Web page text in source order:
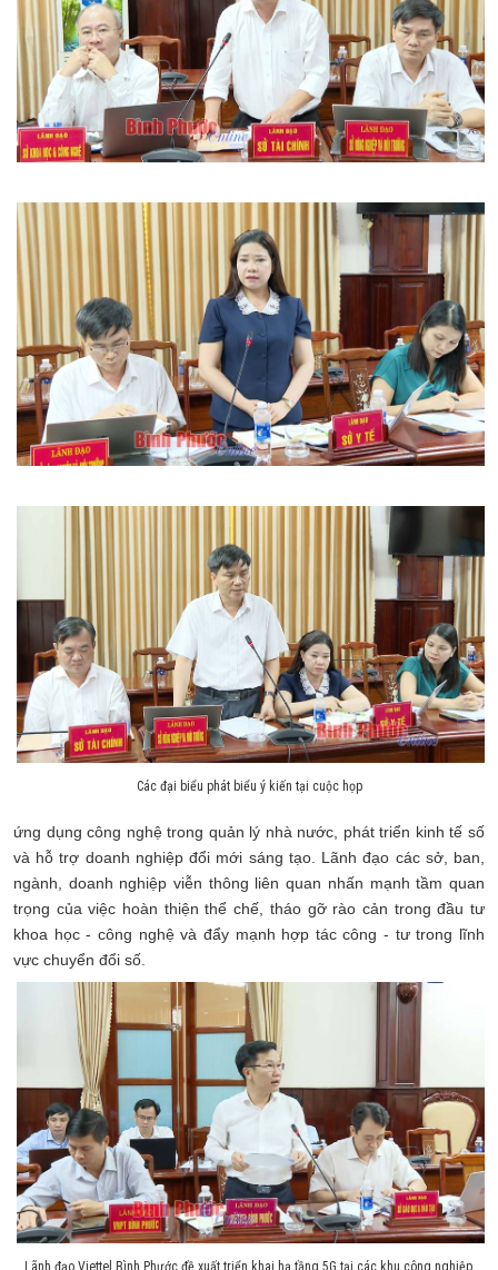
Các đại biểu phát biểu ý kiến tại cuộc họp
ứng dụng công nghệ trong quản lý nhà nước, phát triển kinh tế số
và hỗ trợ doanh nghiệp đổi mới sáng tạo. Lãnh đạo các sở, ban,
ngành, doanh nghiệp viễn thông liên quan nhấn mạnh tầm quan
trọng của việc hoàn thiện thể chế, tháo gỡ rào cản trong đầu tư
khoa học - công nghệ và đẩy mạnh hợp tác công - tư trong lĩnh
vực chuyển đổi số.
Lãnh đạo Viettel Bình Phước đề xuất triển khai hạ tầng 5G tại các khu công nghiệp,